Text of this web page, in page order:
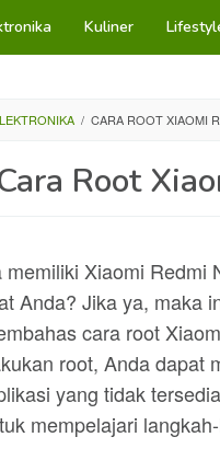
Kuliner
/ CARA ROOT XIAOMI
Root
Xiaomi Redmi
Anda? Jika ya, maka
cara root
root, Anda dapat
yang tidak
mempelajari